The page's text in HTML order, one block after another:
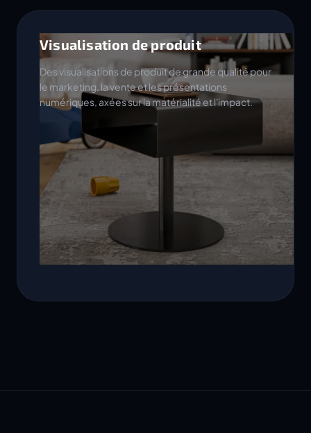
Visualisation de produit
Des visualisations de produit de grande qualité pour
le marketing, la vente et les présentations
numériques, axées sur la matérialité et l'impact.